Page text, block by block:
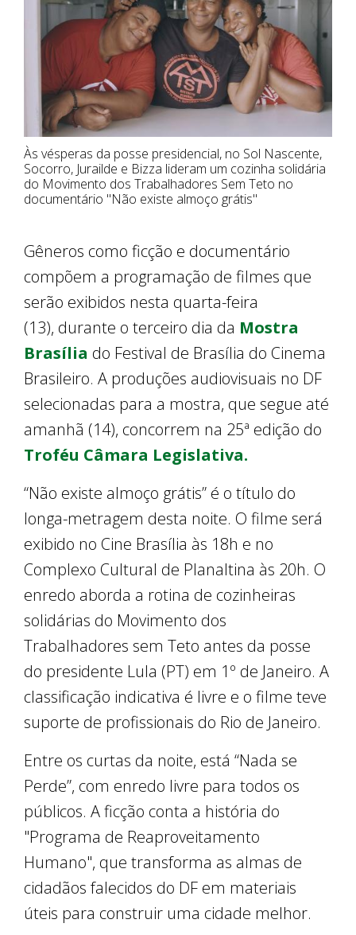
Às vésperas da posse presidencial, no Sol Nascente,
Socorro, Jurailde e Bizza lideram um cozinha solidária
do Movimento dos Trabalhadores Sem Teto no
documentário "Não existe almoço grátis"
Gêneros como ficção e documentário
compõem a programação de filmes que
serão exibidos nesta quarta-feira
(13), durante o terceiro dia da Mostra
Brasília do Festival de Brasília do Cinema
Brasileiro. A produções audiovisuais no DF
selecionadas para a mostra, que segue até
amanhã (14), concorrem na 25ª edição do
Troféu Câmara Legislativa.
“Não existe almoço grátis” é o título do
longa-metragem desta noite. O filme será
exibido no Cine Brasília às 18h e no
Complexo Cultural de Planaltina às 20h. O
enredo aborda a rotina de cozinheiras
solidárias do Movimento dos
Trabalhadores sem Teto antes da posse
do presidente Lula (PT) em 1º de Janeiro. A
classificação indicativa é livre e o filme teve
suporte de profissionais do Rio de Janeiro.
Entre os curtas da noite, está “Nada se
Perde”, com enredo livre para todos os
públicos. A ficção conta a história do
"Programa de Reaproveitamento
Humano", que transforma as almas de
cidadãos falecidos do DF em materiais
úteis para construir uma cidade melhor.